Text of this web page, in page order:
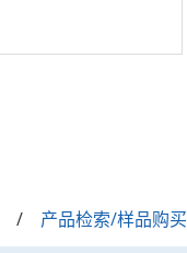
产品检索/样品购买